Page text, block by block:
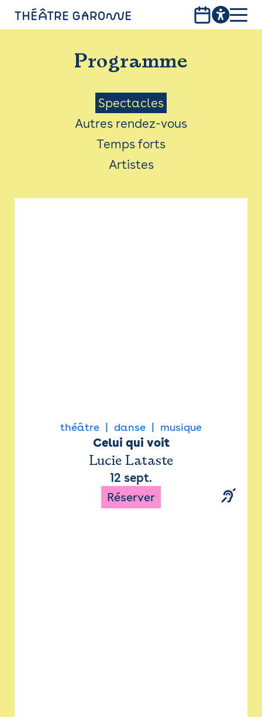
PROGRAMME
INFOS PRATIQUES
AVEC LES PUBLICS
ACCESSIBILITÉ
LES PRODUCTIONS
Programme
Menu
Saison
Spectacles
Autres rendez-vous
Temps forts
Artistes
théâtre danse musique
Celui qui voit
Lucie Lataste
12 sept.
Réserver